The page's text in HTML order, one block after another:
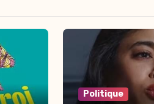
Politique